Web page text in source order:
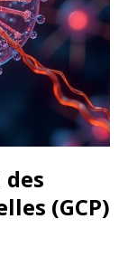
des
(GCP)